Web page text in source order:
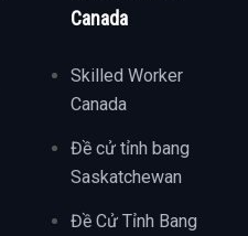
Canada
Skilled Worker
Canada
Đề cử tỉnh bang
Saskatchewan
Đề Cử Tỉnh Bang